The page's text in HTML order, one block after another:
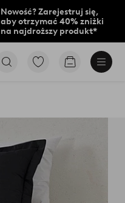
Nowość? Zarejestruj się,
aby otrzymać 40% zniżki
na najdroższy produkt*
PrzejdźPrzejdź